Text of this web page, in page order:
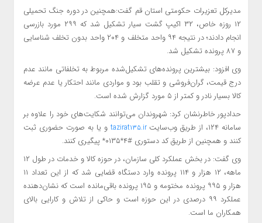
مدیرکل تعزیرات حکومتی استان قم گفت:همچنین در دوره جنگ تحمیلی
۱۲ روزه خاص، ۳۲ اکیپ گشت سیار تشکیل شد که ۲۹۹ مورد بازرسی
انجام دادند؛ در نتیجه ۹۴ واحد متخلف و ۲۰۴ واحد بدون تخلف شناسایی
و ۸۷ پرونده تشکیل شد.
وی افزود: بیشترین پرونده‌های تشکیل‌شده مربوط به تخلفاتی مانند عدم
درج قیمت، گران‌فروشی و تقلب بود و مواردی مانند احتکار یا عدم عرضه
کالا بسیار نادر و کمتر از ۵ مورد گزارش شده است.
حدادپور خاطرنشان کرد: شهروندان می‌توانند شکایت‌های خود را علاوه بر
سامانه ۱۲۴، از طریق وب‌سایت
tazirat۱۳۵.ir و یا به صورت حضوری ثبت
کنند و همچنین از طریق کد دستوری #۴*۰۱۳۵* پیگیری کنند.
وی گفت: در بخش عملکرد کلی سازمان، در حوزه کالا و خدمات در طول ۱۲
ماهه، ۱۲ هزار و ۱۱۴ پرونده وارد دستگاه قضایی شد که از این تعداد ۱۱
هزار و ۹۹۵ پرونده مختومه و ۱۹۵ پرونده باقی‌مانده است که نشان‌دهنده
عملکرد ۹۹ درصدی در این حوزه است و حاکی از تلاش و کارایی بالای
همکاران ما است.